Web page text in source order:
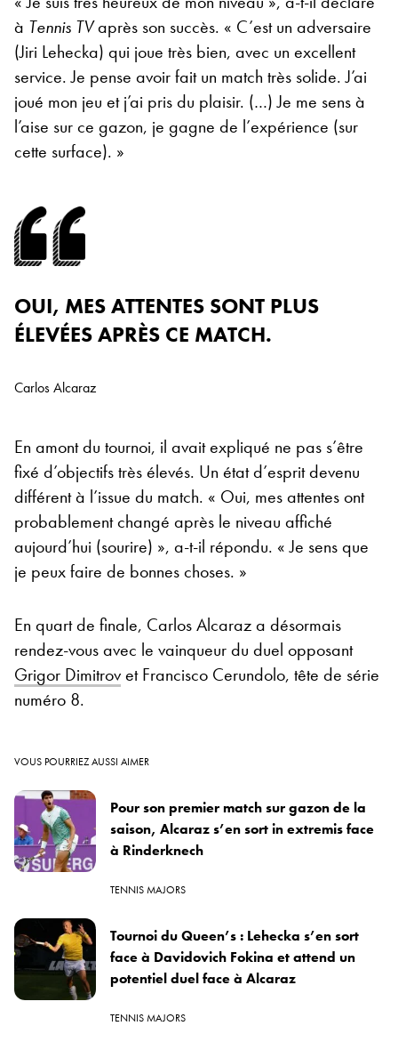
à Tennis TVaprès son succès. « C’est un adversaire
(Jiri Lehecka) qui joue très bien, avec un excellent
service. Je pense avoir fait un match très solide. J’ai
joué mon jeu et j’ai pris du plaisir. (…) Je me sens à
l’aise sur ce gazon, je gagne de l’expérience (sur
cette surface). »
OUI, MES ATTENTES SONT PLUS
ÉLEVÉES APRÈS CE MATCH.
Carlos Alcaraz
En amont du tournoi, il avait expliqué ne pas s’être
fixé d’objectifs très élevés. Un état d’esprit devenu
différent à l’issue du match. « Oui, mes attentes ont
probablement changé après le niveau affiché
aujourd’hui (sourire) », a-t-il répondu. « Je sens que
je peux faire de bonnes choses. »
En quart de finale, Carlos Alcaraz a désormais
rendez-vous avec le vainqueur du duel opposant
Grigor Dimitrovet Francisco Cerundolo, tête de série
numéro 8.
VOUS POURRIEZ AUSSI AIMER
Pour son premier match sur gazon de la
saison, Alcaraz s’en sort in extremis face
à Rinderknech
TENNIS MAJORS
Tournoi du Queen’s : Lehecka s’en sort
face à Davidovich Fokina et attend un
potentiel duel face à Alcaraz
TENNIS MAJORS